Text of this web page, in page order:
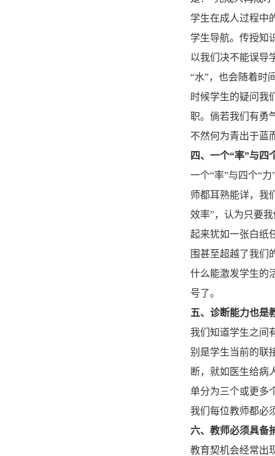
学生在成人过程中
学生导航。传授知
以我们决不能误导
“水”，也会随着时
时候学生的疑问我
职。倘若我们有勇
不然何为青出于蓝
四、一个“率”与四
一个“率”与四个“
师都耳熟能详，我
效率”，认为只要
起来犹如一张白纸
围甚至超越了我们
什么能激发学生的
号了。
五、诊断能力也是
我们知道学生之间
别是学生当前的联
断，就如医生给病
单分为三个或更多
我们每位教师都必
六、教师必须具备
教育契机会经常出